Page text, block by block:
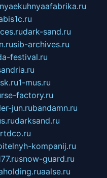
dark-sand.ru
sib-archives.ru
festival.ru
1-mus.ru
factory.ru
jun.rubandamn.ru
darksand.ru
rtdco.ru
kompanij.ru
snow-guard.ru
aalse.ru